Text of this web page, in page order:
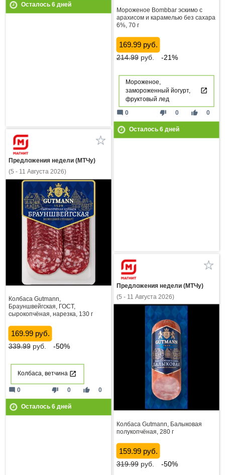
Осталось 6дней
Мороженое Bombbar эскимо с
арахисом и карамелью без сахара
6%, 70 г
169.99 руб.
214.99руб. -21%
Мороженое,
замороженный йогурт,
фруктовый лед
thumb_down 0 thumb_up 0
mode_comment 0
Осталось 6дней
Предложения недели (МТЧу)
(5 - 11 Августа 2026)
Колбаса Gutmann,
Брауншвейгская, ГОСТ,
сырокопчёная, нарезка, 130 г
169.99 руб.
339.99руб. -50%
Колбаса, ветчина
thumb_down 0 thumb_up 0
mode_comment 0
Осталось 6дней
Предложения недели (МТЧу)
(5 - 11 Августа 2026)
Колбаса Gutmann, Балыковая
полукопчёная, 280 г
159.99 руб.
319.99руб. -50%